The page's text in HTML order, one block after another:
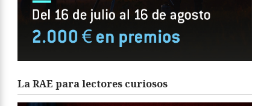
La RAE para lectores curiosos